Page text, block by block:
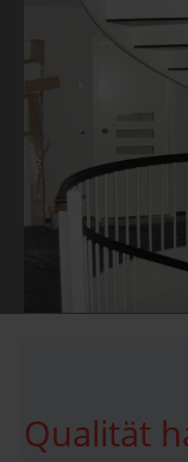
Qualität